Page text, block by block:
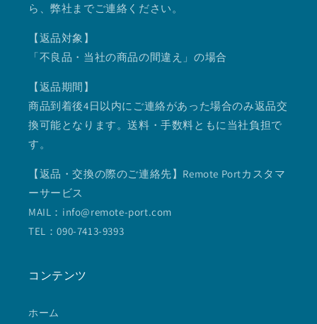
ら、弊社までご連絡ください。
【返品対象】
「不良品・当社の商品の間違え」の場合
【返品期間】
商品到着後4日以内にご連絡があった場合のみ返品交
換可能となります。送料・手数料ともに当社負担で
す。
【返品・交換の際のご連絡先】Remote Portカスタマ
ーサービス
MAIL：info@remote-port.com
TEL：090-7413-9393
コンテンツ
ホーム